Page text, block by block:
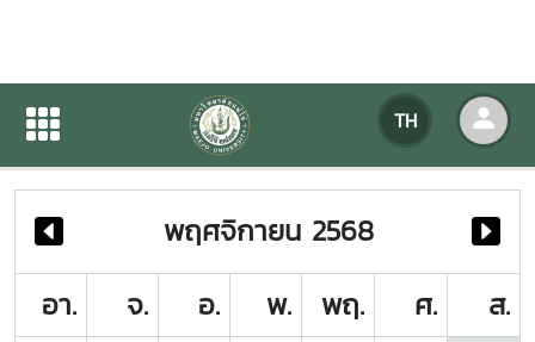
TH
ปฏิทินกิจกรรมของหน่วยงาน
ปฏิทินกิจกรรมของหน่วยงาน
พฤศจิกายน 2568
อา.
จ. อ. พ. พฤ. ศ.
ส.